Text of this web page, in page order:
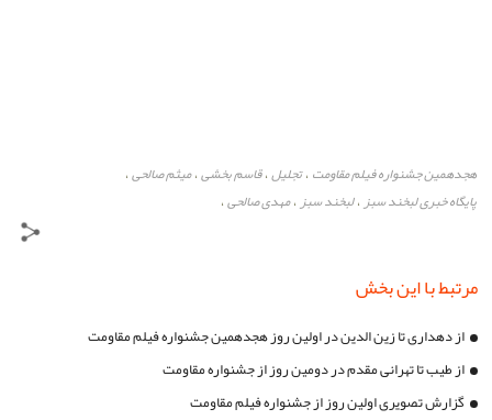
هجدهمین جشنواره فیلم مقاومت ،تجلیل،قاسم بخشی،میثم صالحی،
پایگاه خبری لبخند سبز،لبخند سبز،مهدی صالحی،
مرتبط با این بخش
از دهداری تا زین الدین در اولین روز هجدهمین جشنواره فیلم مقاومت
از طیب تا تهرانی مقدم در دومین روز از جشنواره مقاومت
گزارش تصویری اولین روز از جشنواره فیلم مقاومت